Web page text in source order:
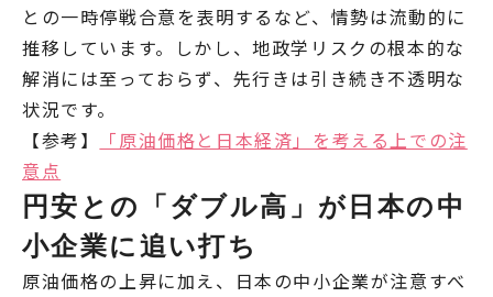
との一時停戦合意を表明するなど、情勢は流動的に
推移しています。しかし、地政学リスクの根本的な
解消には至っておらず、先行きは引き続き不透明な
状況です。
【参考】
「原油価格と日本経済」を考える上での注
意点
円安との「ダブル高」が日本の中
小企業に追い打ち
原油価格の上昇に加え、日本の中小企業が注意すべ